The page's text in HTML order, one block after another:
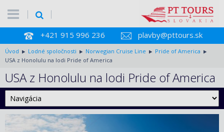
+421 915 996 236 plavby@pttours.sk
Úvod Lodné spoločnosti Norwegian Cruise Line
Pride of America
USA z Honolulu na lodi Pride of America
USA z Honolulu na lodi Pride of America